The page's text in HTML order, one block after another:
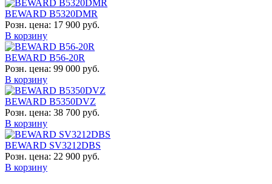
BEWARD B5320DMR
Розн. цена: 17 900 руб.
В корзину
BEWARD B56-20R
Розн. цена: 99 000 руб.
В корзину
BEWARD B5350DVZ
Розн. цена: 38 700 руб.
В корзину
BEWARD SV3212DBS
Розн. цена: 22 900 руб.
В корзину